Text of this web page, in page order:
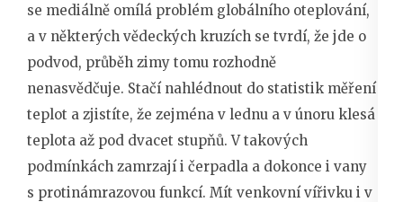
se mediálně omílá problém globálního oteplování,
a v některých vědeckých kruzích se tvrdí, že jde o
podvod, průběh zimy tomu rozhodně
nenasvědčuje. Stačí nahlédnout do statistik měření
teplot a zjistíte, že zejména v lednu a v únoru klesá
teplota až pod dvacet stupňů. V takových
podmínkách zamrzají i čerpadla a dokonce i vany
s protinámrazovou funkcí. Mít venkovní vířivku i v